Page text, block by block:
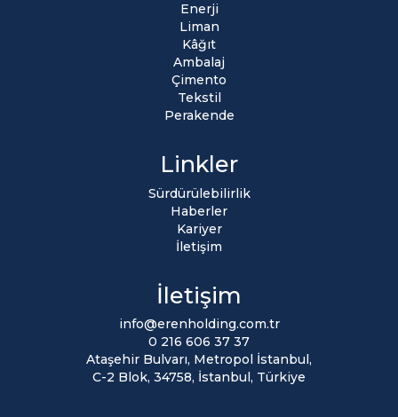
Enerji
Liman
Kâğıt
Ambalaj
Çimento
Tekstil
Perakende
Linkler
Sürdürülebilirlik
Haberler
Kariyer
İletişim
İletişim
info@erenholding.com.tr
0 216 606 37 37
Ataşehir Bulvarı, Metropol İstanbul,
C-2 Blok, 34758, İstanbul, Türkiye